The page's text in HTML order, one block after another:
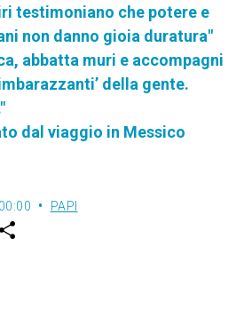
testimoniano che potere e
non danno gioia duratura"
abbatta muri e accompagni
della gente.
dal viaggio in Messico
PAPI
w